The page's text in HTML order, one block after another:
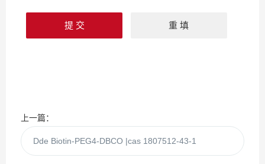
上一篇：
Dde Biotin-PEG4-DBCO |cas 1807512-43-1